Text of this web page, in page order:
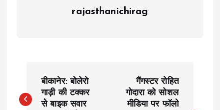
rajasthanichirag
o
बीकानेर: बोलेरो
गाड़ी की टक्कर
से बाइक सवार
गैंगस्टर रोहित
गोदारा को सोशल
मीडिया पर फॉलो